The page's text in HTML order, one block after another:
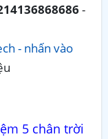
-
- nhấn vào
5 chân trời